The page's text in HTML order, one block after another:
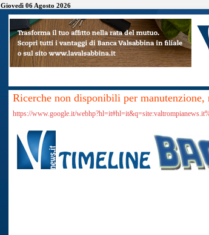
Giovedì 06 Agosto 2026
Ricerche non disponibili per
https://www.google.it/